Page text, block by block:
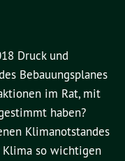
Druck und
Bebauungsplanes
im Rat, mit
haben?
Klimanotstandes
Klima so wichtigen